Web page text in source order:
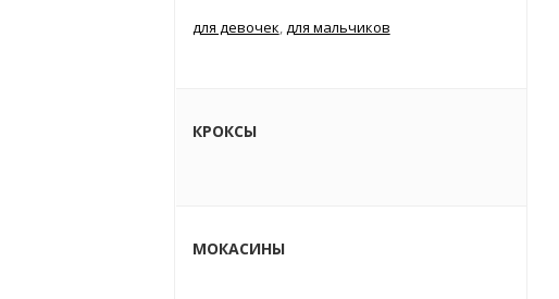
для девочек,для мальчиков
КРОКСЫ
МОКАСИНЫ